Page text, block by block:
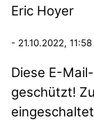
Eric Hoyer
- 21.10.2022,
Diese E-
geschützt!